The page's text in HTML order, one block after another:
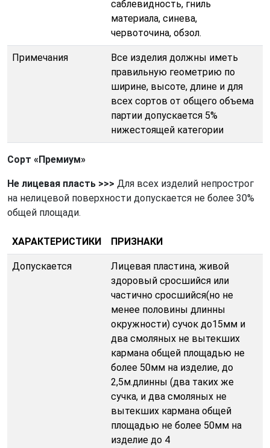
саблевидность, гниль
материала, синева,
червоточина, обзол.
Примечания
Все изделия должны иметь
правильную геометрию по
ширине, высоте, длине и для
всех сортов от общего объема
партии допускается 5%
нижестоящей категории
Сорт «Премиум»
Не лицевая пласть >>> Для всех изделий непрострог
на нелицевой поверхности допускается не более 30%
общей площади.
ХАРАКТЕРИСТИКИ ПРИЗНАКИ
Допускается
Лицевая пластина, живой
здоровый сросшийся или
частично сросшийся(но не
менее половины длинны
окружности) сучок до15мм и
два смоляных не вытекших
кармана общей площадью не
более 50мм на изделие, до
2,5м.длинны (два таких же
сучка, и два смоляных не
вытекших кармана общей
площадью не более 50мм на
изделие до 4